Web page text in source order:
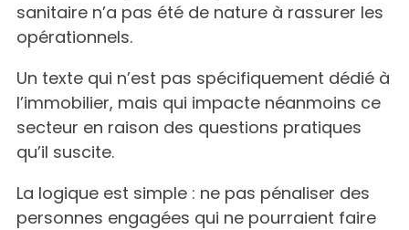
sanitaire n’a pas été de nature à rassurer les
opérationnels.
Un texte qui n’est pas spécifiquement dédié à
l’immobilier, mais qui impacte néanmoins ce
secteur en raison des questions pratiques
qu’il suscite.
La logique est simple : ne pas pénaliser des
personnes engagées qui ne pourraient faire